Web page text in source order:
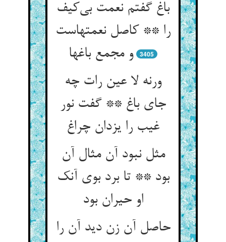
باغ گفتم نعمت بی‌کیف
را ** کاصل نعمتهاست
و مجمع باغها
3405
ورنه لا عین رات چه
جای باغ ** گفت نور
غیب را یزدان چراغ
مثل نبود آن مثال آن
بود ** تا برد بوی آنک
او حیران بود
حاصل آن زن دید آن را